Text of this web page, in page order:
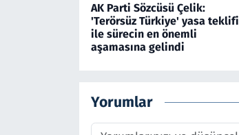
AK Parti Sözcüsü Çelik:
'Terörsüz Türkiye' yasa teklifi
ile sürecin en önemli
aşamasına gelindi
Yorumlar